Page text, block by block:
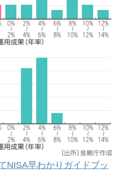
NISA早わかりガイドブッ